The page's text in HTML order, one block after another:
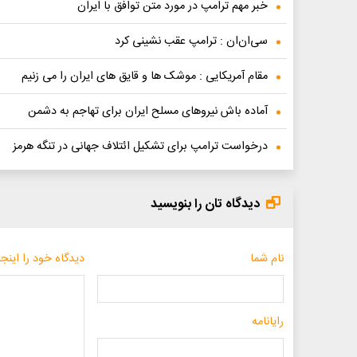
خبر مهم ترامپ در مورد متن توافق با ایران
سی‌ان‌ان : ترامپ عقب نشینی کرد
مقام آمریکایی : موشک ها و قایق های ایران را می زنیم
آماده باش نیروهای مسلح ایران برای تهاجم به دشمن
درخواست ترامپ برای تشکیل ائتلاف جهانی در تنگه هرمز
دیدگاه تان را بنویسید
نام شما
رایانامه
دیدگاه خود را